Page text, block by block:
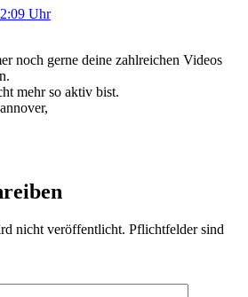
Uhr
noch gerne deine zahlreichen Videos
mehr so aktiv bist.
nicht veröffentlicht. Pflichtfelder sind